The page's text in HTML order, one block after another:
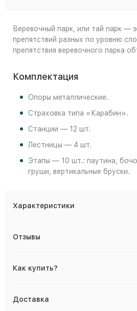
Веревочный парк, или тай парк —
препятствий разных по уровню
препятствия веревочного парка
Комплектация
Опоры металлические.
Страховка типа «Карабин».
Станции — 12 шт.
Лестницы — 4 шт.
Этапы — 10 шт.: паутина,
груши, вертикальные бруски.
Характеристики
Отзывы
Как купить?
Доставка